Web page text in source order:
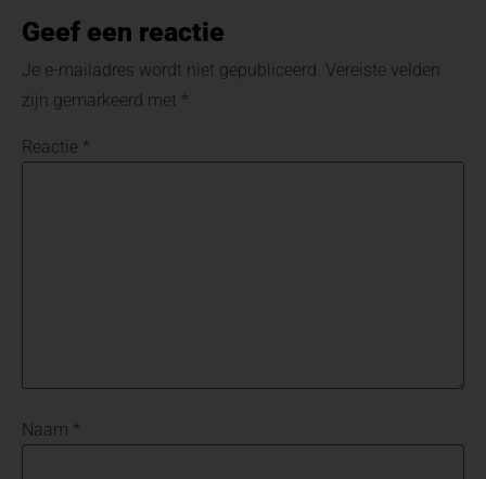
Geef een reactie
Je e-mailadres wordt niet gepubliceerd. Vereiste velden
zijn gemarkeerd met *
Reactie *
Naam *